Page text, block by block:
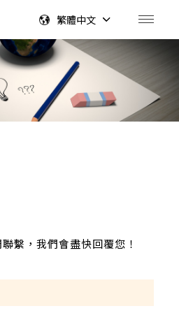
繁體中文
繫，我們會盡快回覆您！